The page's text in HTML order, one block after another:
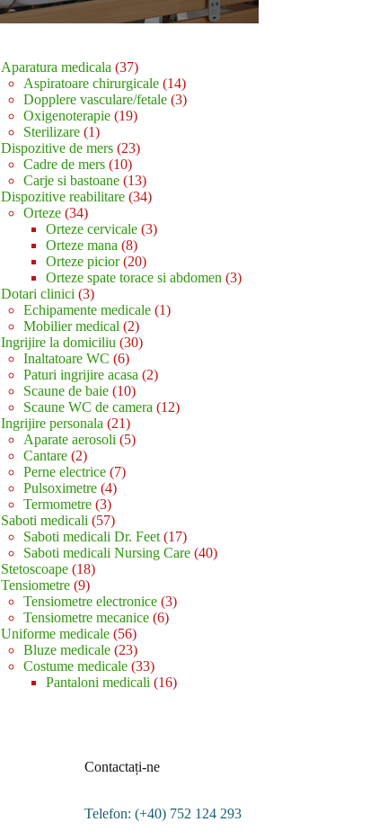
Aparatura medicala 3737
de
produse
Aspiratoare chirurgicale 1414
produse
Dopplere vasculare/fetale 33
Oxigenoterapie 1919
Sterilizare 11
produs
Dispozitive de mers 2323
produse
Cadre de mers 1010
produse
Carje si bastoane 1313
produse
Dispozitive reabilitare 3434
produse
Orteze 3434
de
produse
Orteze cervicale 33
Orteze mana 88
produse
Orteze picior 2020
de
Orteze spate torace si abdomen 33
Dotari clinici 33
produse
Echipamente medicale 11
Mobilier medical 22
produse
Ingrijire la domiciliu 3030
produse
Inaltatoare WC 66
produse
Paturi ingrijire acasa 22
Scaune de baie 1010
produse
Scaune WC de camera 1212
Ingrijire personala 2121
de
Aparate aerosoli 55
Cantare 22
produse
Perne electrice 77
Pulsoximetre 44
Termometre 33
produse
Saboti medicali 5757
de
produse
Saboti medicali Dr. Feet 1717
produse
Saboti medicali Nursing Care 4040
Stetoscoape 1818
Tensiometre 99
produse
Tensiometre electronice 33
Tensiometre mecanice 66
Uniforme medicale 5656
de
produse
Bluze medicale 2323
de
produse
Costume medicale 3333
de
Pantaloni medicali 1616
Contactați-ne
Telefon: (+40) 752 124 293